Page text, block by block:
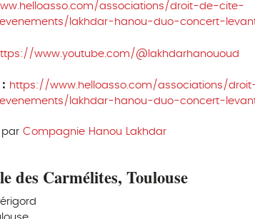
associations/droit-de-cite-
lakhdar-hanou-duo-concert-
www.youtube.com/@lakhdarhanououd
: https://www.helloasso.com/associations/
lakhdar-hanou-duo-concert-
par Compagnie Hanou Lakhdar
des Carmélites, Toulouse